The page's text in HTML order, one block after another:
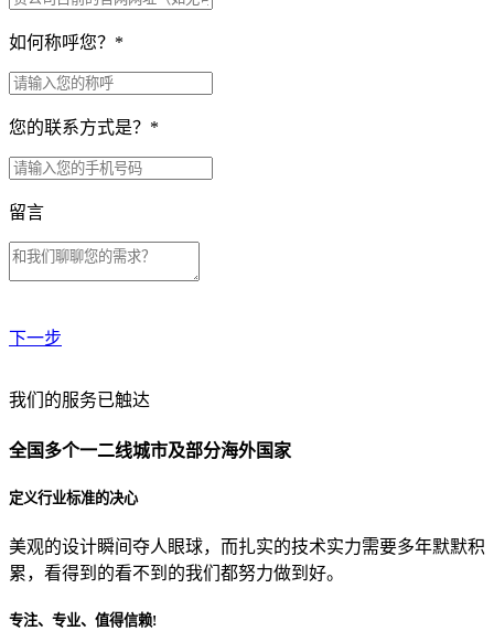
如何称呼您？ *
您的联系方式是？ *
留言
下一步
贵公司预算范围是？
贵公司的团队规模是？
目前主要的营销渠道是？
我们的服务已触达
全国多个一二线城市及部分海外国家
定义行业标准的决心
美观的设计瞬间夺人眼球，而扎实的技术实力需要多年默默积
累，看得到的看不到的我们都努力做到好。
专注、专业、值得信赖!